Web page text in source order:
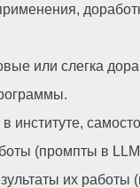
или слегка
институте,
(промпты в
их работы